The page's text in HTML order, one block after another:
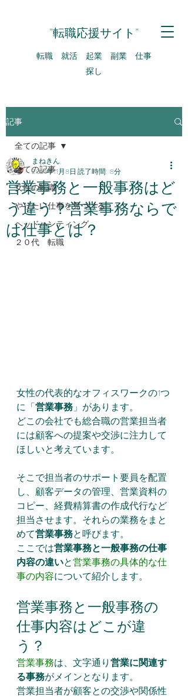
​​”転職応援サイト”
転職 就活 起業 副業 仕事
探し
記事
全ての記事
女性の転職
やりたい仕事を見つける
ヘッドハンティング
２０代 転職
全ての記事
営業事務と一般事務はど
う違う？営業事務ならで
は仕事とは？
まねきん
2021年11月8日 読了時間: 8分
女性の代表的なオフィスワークの1つ
に「営業事務 」があります。
どこの会社でも総合職の営業担当者
には顧客への提案や交渉に注力して
ほしいと考えています。
そこで担当者のサポート要員を配置
し、顧客データの管理、営業資料の
コピー、経費精算書の作成代行など
担当させます。それらの業務をまと
めて営業事務と呼びます。
ここでは営業事務と一般事務の仕事
内容の違いと営業事務の具体的な仕
事の内容について紹介します。
営業事務と一般事務の
仕事内容はどこが違
う？
営業事務は、文字通り 営業に関連す
る事務がメインとなります。
営業担当者が顧客との交渉や関係性